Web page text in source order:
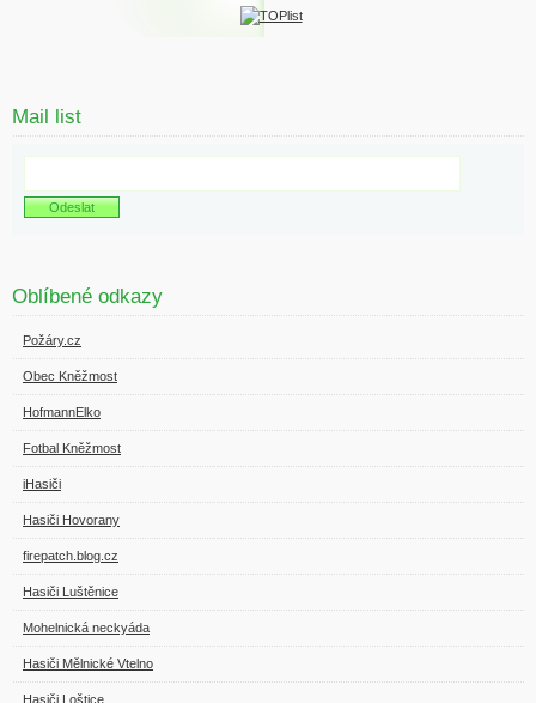
Mail list
Oblíbené odkazy
Požáry.cz
Obec Kněžmost
HofmannElko
Fotbal Kněžmost
iHasiči
Hasiči Hovorany
firepatch.blog.cz
Hasiči Luštěnice
Mohelnická neckyáda
Hasiči Mělnické Vtelno
Hasiči Loštice